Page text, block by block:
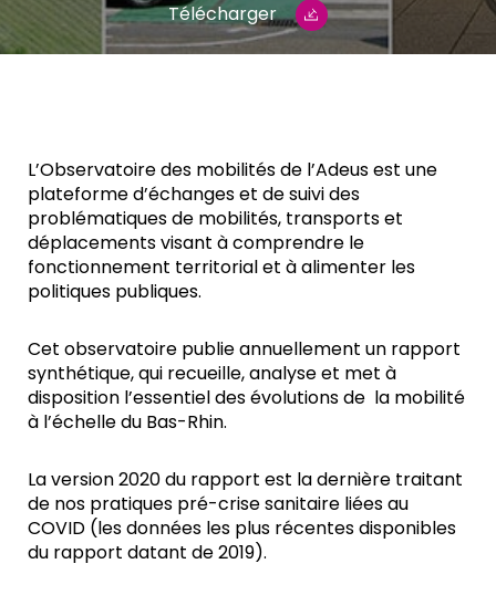
Télécharger
L’Observatoire des mobilités de l’Adeus est une
plateforme d’échanges et de suivi des
problématiques de mobilités, transports et
déplacements visant à comprendre le
fonctionnement territorial et à alimenter les
politiques publiques.
Cet observatoire publie annuellement un rapport
synthétique, qui recueille, analyse et met à
disposition l’essentiel des évolutions de la mobilité
à l’échelle du Bas-Rhin.
La version 2020 du rapport est la dernière traitant
de nos pratiques pré-crise sanitaire liées au
COVID (les données les plus récentes disponibles
du rapport datant de 2019).